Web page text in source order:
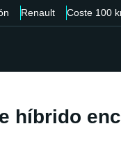
Renault Coste 100
híbrido